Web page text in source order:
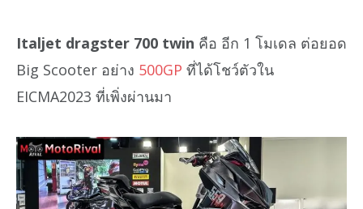
Italjet dragster 700 twin คือ อีก 1 โมเดล ต่อยอด
Big Scooter อย่าง 500GP ที่ได้โชว์ตัวใน
EICMA2023 ที่เพิ่งผ่านมา